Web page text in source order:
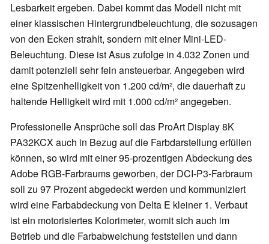
Lesbarkeit ergeben. Dabei kommt das Modell nicht mit
einer klassischen Hintergrundbeleuchtung, die sozusagen
von den Ecken strahlt, sondern mit einer Mini-LED-
Beleuchtung. Diese ist Asus zufolge in 4.032 Zonen und
damit potenziell sehr fein ansteuerbar. Angegeben wird
eine Spitzenhelligkeit von 1.200 cd/m², die dauerhaft zu
haltende Helligkeit wird mit 1.000 cd/m² angegeben.
Professionelle Ansprüche soll das ProArt Display 8K
PA32KCX auch in Bezug auf die Farbdarstellung erfüllen
können, so wird mit einer 95-prozentigen Abdeckung des
Adobe RGB-Farbraums geworben, der DCI-P3-Farbraum
soll zu 97 Prozent abgedeckt werden und kommuniziert
wird eine Farbabdeckung von Delta E kleiner 1. Verbaut
ist ein motorisiertes Kolorimeter, womit sich auch im
Betrieb und die Farbabweichung feststellen und dann